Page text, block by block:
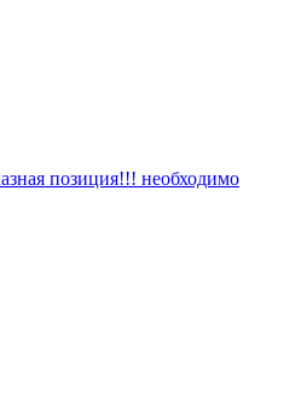
позиция!!! необходимо